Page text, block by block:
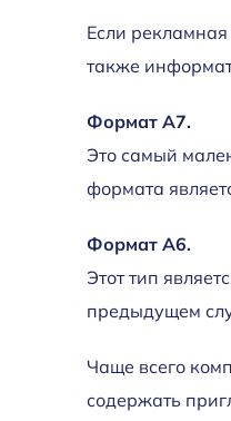
Если рекламная
также
Формат А7.
Это самый
формата
Формат А6.
Этот тип
предыдущем
Чаще всего
содержать